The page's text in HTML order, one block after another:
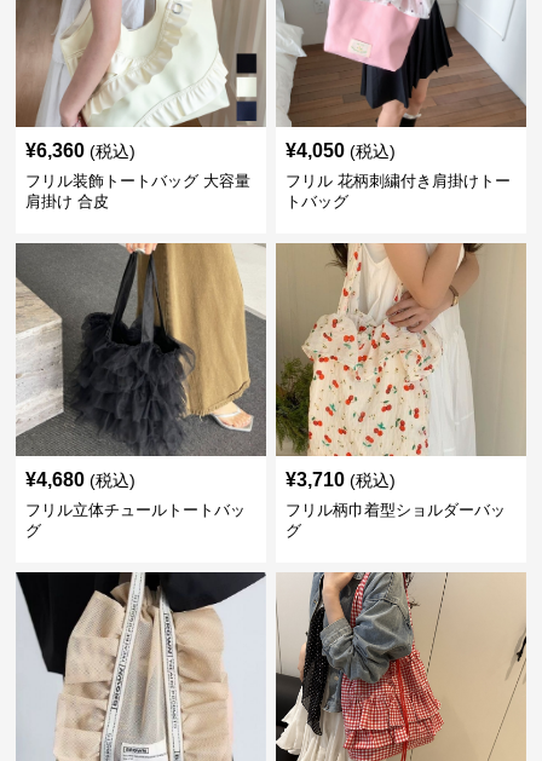
¥6,360 (税込)
フリル装飾トートバッグ 大容量
肩掛け 合皮
¥4,050 (税込)
フリル 花柄刺繍付き肩掛けトー
トバッグ
¥4,680 (税込)
フリル立体チュールトートバッ
グ
¥3,710 (税込)
フリル柄巾着型ショルダーバッ
グ